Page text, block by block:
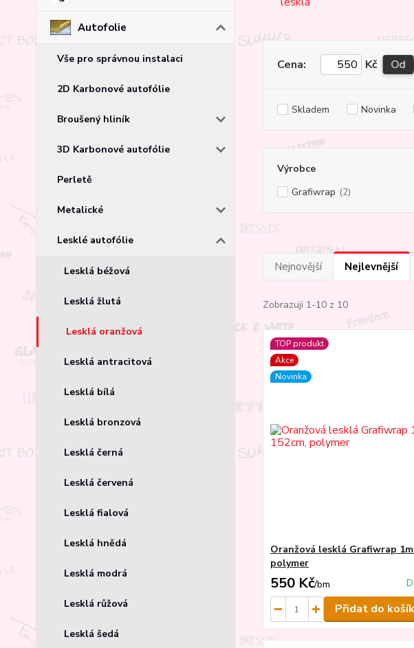
Autofolie
Vše pro správnou instalaci
2D Karbonové autofólie
Broušený hliník
3D Karbonové autofólie
Perletě
Metalické
Lesklé autofólie
Lesklá béžová
Lesklá žlutá
Lesklá oranžová
Lesklá antracitová
Lesklá bílá
Lesklá bronzová
Lesklá černá
Lesklá červená
Lesklá fialová
Lesklá hnědá
Lesklá modrá
Lesklá růžová
Lesklá šedá
Cena: Kč Od
Skladem Novinka
Výrobce
Grafiwrap (2)
Nejnovější Nejlevnější
Zobrazuji 1-10 z 10
TOP produkt
Akce
Novinka
Oranžová lesklá Grafiwrap 1m
polymer
550 Kč/bm
Přidat do